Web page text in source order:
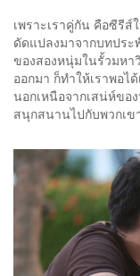
เพราะเราคู่กัน คือซีรี
ดัดแปลงมาจากบทประ
ของสองหนุ่มในรั้วมหา
ออกมา ก็ทำให้เราพอ
นอกเหนือจากเสน่ห์ขอ
สนุกสนานไปกับพวกเข